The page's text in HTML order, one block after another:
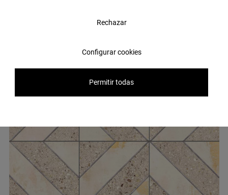
Te mostramos una selección de los productos cerámicos más
Rechazar
Configurar cookies
Permitir todas